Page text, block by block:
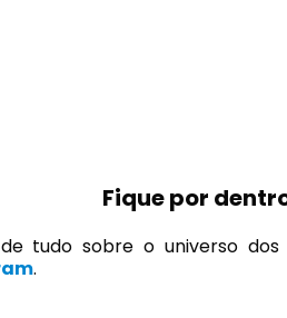
Fique por
tudo sobre o universo
.